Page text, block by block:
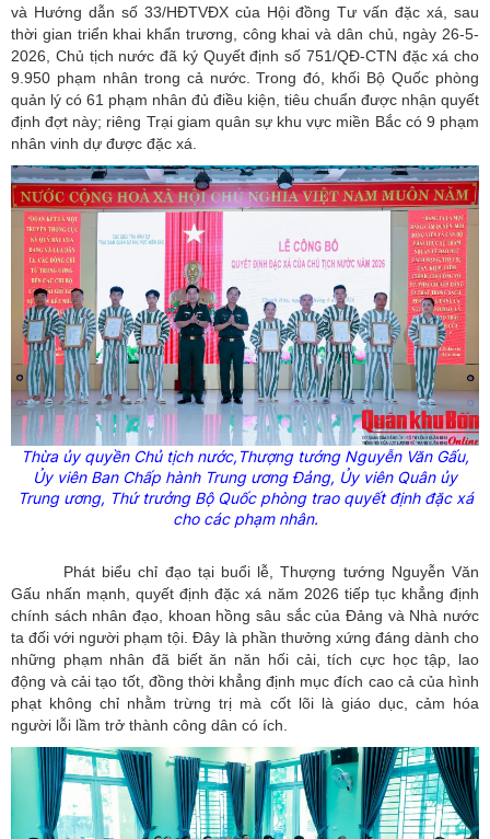
và Hướng dẫn số 33/HĐTVĐX của Hội đồng Tư vấn đặc xá, sau
thời gian triển khai khẩn trương, công khai và dân chủ, ngày 26-5-
2026, Chủ tịch nước đã ký Quyết định số 751/QĐ-CTN đặc xá cho
9.950 phạm nhân trong cả nước. Trong đó, khối Bộ Quốc phòng
quản lý có 61 phạm nhân đủ điều kiện, tiêu chuẩn được nhận quyết
định đợt này; riêng Trại giam quân sự khu vực miền Bắc có 9 phạm
nhân vinh dự được đặc xá.
Thừa ủy quyền Chủ tịch nước, Thượng tướng Nguyễn Văn Gấu,
Ủyviên Ban Chấp hành Trung ương Đảng, Ủyviên Quân ủy
Trung ương, Thứ trưởng Bộ Quốc phòng trao quyết định đặc xá
cho các phạm nhân.
Phát biểu chỉ đạo tại buổi lễ, Thượng tướng Nguyễn Văn
Gấu nhấn mạnh, quyết định đặc xá năm 2026 tiếp tục khẳng định
chính sách nhân đạo, khoan hồng sâu sắc của Đảng và Nhà nước
ta đối với người phạm tội. Đây là phần thưởng xứng đáng dành cho
những phạm nhân đã biết ăn năn hối cải, tích cực học tập, lao
động và cải tạo tốt, đồng thời khẳng định mục đích cao cả của hình
phạt không chỉ nhằm trừng trị mà cốt lõi là giáo dục, cảm hóa
người lỗi lầm trở thành công dân có ích.